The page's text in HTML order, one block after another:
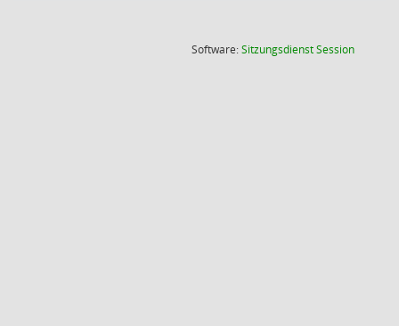
Software:SitzungsdienstSession(Wird in